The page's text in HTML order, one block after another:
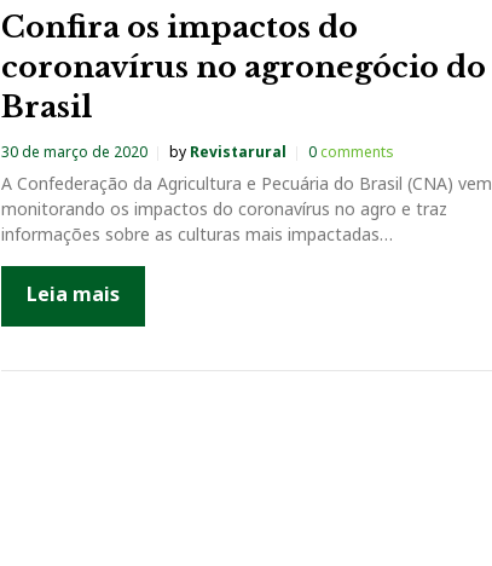
Confira os impactos do
coronavírus no agronegócio do
Brasil
30 de março de 2020 by Revistarural 0comments
A Confederação da Agricultura e Pecuária do Brasil (CNA) vem
monitorando os impactos do coronavírus no agro e traz
informações sobre as culturas mais impactadas…
Leia mais